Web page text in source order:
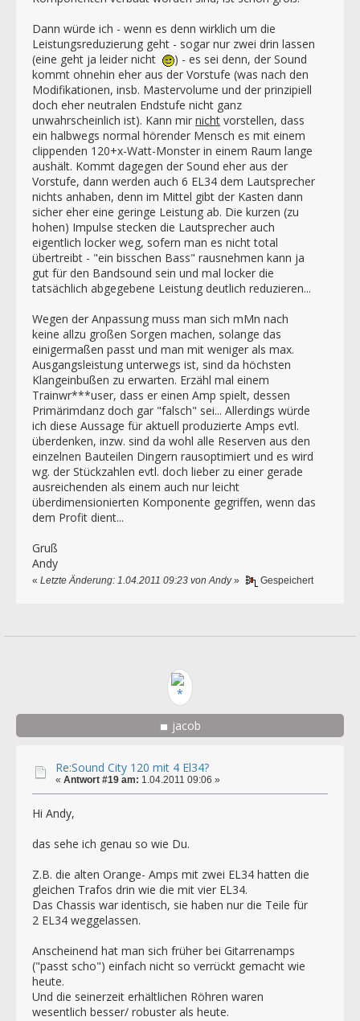
Dann würde ich - wenn es denn wirklich um die
Leistungsreduzierung geht - sogar nur zwei drin lassen
(eine geht ja leider nicht
) - es sei denn, der Sound
kommt ohnehin eher aus der Vorstufe (was nach den
Modifikationen, insb. Mastervolume und der prinzipiell
doch eher neutralen Endstufe nicht ganz
unwahrscheinlich ist). Kann mir nicht vorstellen, dass
ein halbwegs normal hörender Mensch es mit einem
clippenden 120+x-Watt-Monster in einem Raum lange
aushält. Kommt dagegen der Sound eher aus der
Vorstufe, dann werden auch 6 EL34 dem Lautsprecher
nichts anhaben, denn im Mittel gibt der Kasten dann
sicher eher eine geringe Leistung ab. Die kurzen (zu
hohen) Impulse stecken die Lautsprecher auch
eigentlich locker weg, sofern man es nicht total
übertreibt - "ein bisschen Bass" rausnehmen kann ja
gut für den Bandsound sein und mal locker die
tatsächlich abgegebene Leistung deutlich reduzieren...
Wegen der Anpassung muss man sich mMn nach
keine allzu großen Sorgen machen, solange das
einigermaßen passt und man mit weniger als max.
Ausgangsleistung unterwegs ist, sind da höchsten
Klangeinbußen zu erwarten. Erzähl mal einem
Trainwr***user, dass er einen Amp spielt, dessen
Primärimdanz doch gar "falsch" sei... Allerdings würde
ich diese Aussage für aktuell produzierte Amps evtl.
überdenken, inzw. sind da wohl alle Reserven aus den
einzelnen Bauteilen Dingern rausoptimiert und es wird
wg. der Stückzahlen evtl. doch lieber zu einer gerade
ausreichenden als einem auch nur leicht
überdimensionierten Komponente gegriffen, wenn das
dem Profit dient...
Gruß
Andy
« Letzte Änderung: 1.04.2011 09:23 von Andy» Gespeichert
jacob
Re:Sound City 120 mit 4 El34?
« Antwort #19 am: 1.04.2011 09:06 »
Hi Andy,
das sehe ich genau so wie Du.
Z.B. die alten Orange- Amps mit zwei EL34 hatten die
gleichen Trafos drin wie die mit vier EL34.
Das Chassis war identisch, sie haben nur die Teile für
2 EL34 weggelassen.
Anscheinend hat man sich früher bei Gitarrenamps
("passt scho") einfach nicht so verrückt gemacht wie
heute.
Und die seinerzeit erhältlichen Röhren waren
wesentlich besser/ robuster als heute.